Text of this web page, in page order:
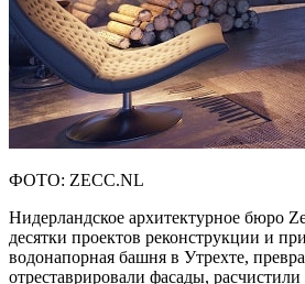
ФОТО: ZECC.NL
Нидерландское архитектурное бюро
десятки проектов реконструкции и
водонапорная башня в Утрехте,
отреставрировали фасады,